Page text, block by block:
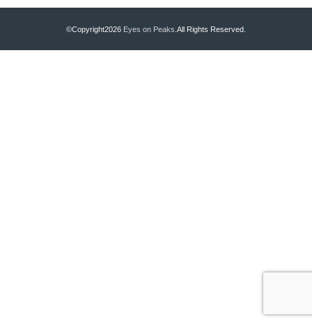
©Copyright2026 Eyes on Peaks .All Rights Reserved.